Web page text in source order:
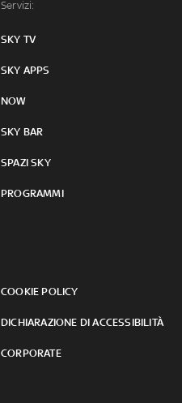
Servizi:
SKY TV
SKY APPS
NOW
SKY BAR
SPAZI SKY
PROGRAMMI
COOKIE POLICY
DICHIARAZIONE DI ACCESSIBILITÀ
CORPORATE